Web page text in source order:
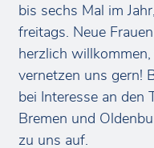
bis sechs Mal im
freitags. Neue
herzlich
vernetzen uns gern!
bei Interesse an den
Bremen und
zu uns auf.